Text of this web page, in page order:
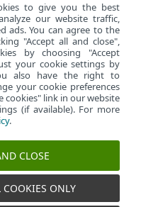
to give you the best
our website traffic,
ads. You can agree to the
"Accept all and close",
by choosing "Accept
your cookie settings by
also have the right to
your cookie preferences
cookies" link in our website
(if available). For more
.
CLOSE
COOKIES ONLY